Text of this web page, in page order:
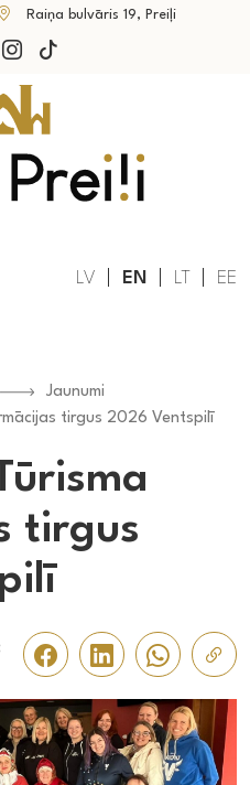
Raiņa bulvāris 19, Preiļi
LV EN LT EE
Jaunumi
tirgus 2026 Ventspilī
tirgus